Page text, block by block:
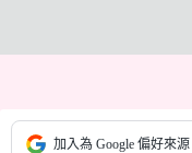
加入為 Google 偏好來源